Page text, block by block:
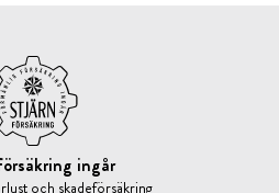
ingår
och skadeförsäkring